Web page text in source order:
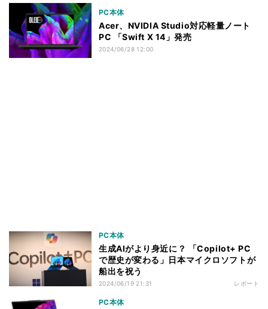
PC本体
Acer、NVIDIA Studio対応軽量ノート
PC 「Swift X 14」発売
2024/06/28 12:00
PC本体
生成AIがより身近に？ 「Copilot+ PC
で歴史が変わる」日本マイクロソフトが
船出を祝う
2024/06/19 21:31 レポート
PC本体